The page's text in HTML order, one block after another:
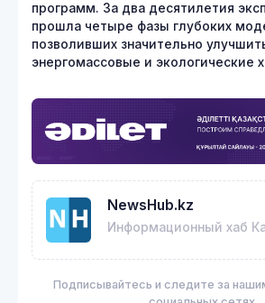
программ. За два десятилетия
прошла четыре фазы глубоких
позволивших значительно
энергомассовые и экологические
NewsHub.kz
Информационный хаб
Подписывайтесь и следите за